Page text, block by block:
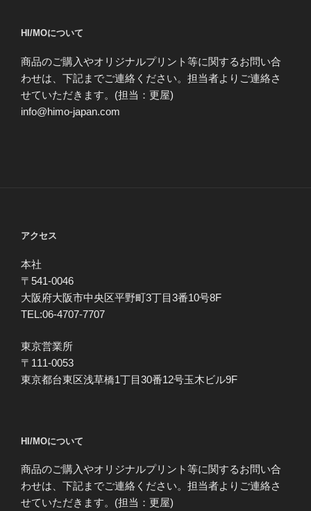
HI/MOについて
商品のご購入やオリジナルプリント等に関するお問い合
わせは、下記までご連絡ください。担当者よりご連絡さ
せていただきます。(担当：更屋)
info@himo-japan.com
アクセス
本社
〒541-0046
大阪府大阪市中央区平野町3丁目3番10号8F
TEL:06-4707-7707
東京営業所
〒111-0053
東京都台東区浅草橋1丁目30番12号玉木ビル9F
HI/MOについて
商品のご購入やオリジナルプリント等に関するお問い合
わせは、下記までご連絡ください。担当者よりご連絡さ
せていただきます。(担当：更屋)